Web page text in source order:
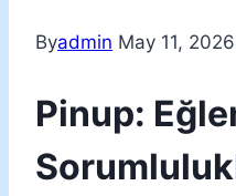
Byadmin May 11, 2026
Pinup: